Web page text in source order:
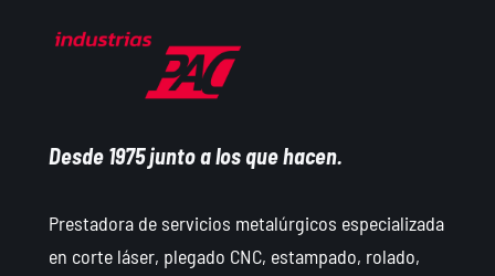
Desde 1975 junto a los que hacen.
Prestadora de servicios metalúrgicos especializada
en corte láser, plegado CNC, estampado, rolado,